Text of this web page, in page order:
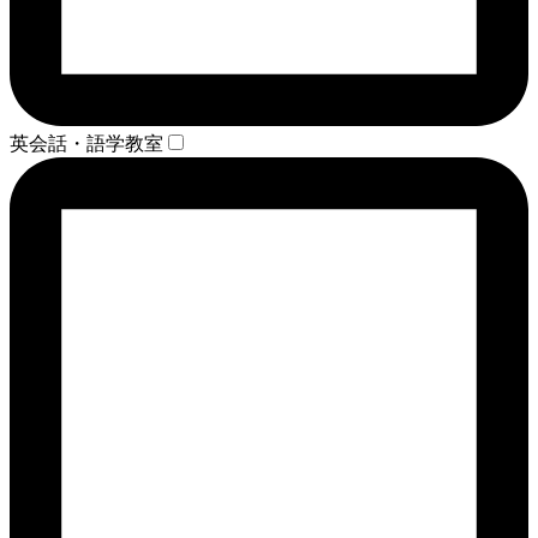
英会話・語学教室